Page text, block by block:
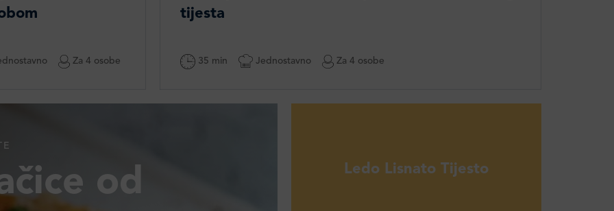
Za 4 osobe
tijesta
35 min Jednostavno Za 4 osobe
od
Ledo Lisnato Tijesto